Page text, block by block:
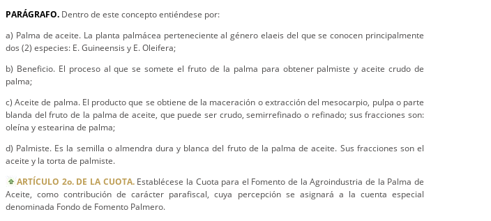
PARÁGRAFO. Dentro de este concepto entiéndese por:
a) Palma de aceite. La planta palmácea perteneciente al género elaeis del que se conocen principalmente
dos (2) especies: E. Guineensis y E. Oleifera;
b) Beneficio. El proceso al que se somete el fruto de la palma para obtener palmiste y aceite crudo de
palma;
c) Aceite de palma. El producto que se obtiene de la maceración o extracción del mesocarpio, pulpa o parte
blanda del fruto de la palma de aceite, que puede ser crudo, semirrefinado o refinado; sus fracciones son:
oleína y estearina de palma;
d) Palmiste. Es la semilla o almendra dura y blanca del fruto de la palma de aceite. Sus fracciones son el
aceite y la torta de palmiste.
ARTÍCULO 2o. DE LA CUOTA.Establécese la Cuota para el Fomento de la Agroindustria de la Palma de
Aceite, como contribución de carácter parafiscal, cuya percepción se asignará a la cuenta especial
denominada Fondo de Fomento Palmero.